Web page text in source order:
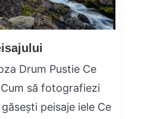
Drum Pustie Ce
să fotografiezi
peisaje iele Ce